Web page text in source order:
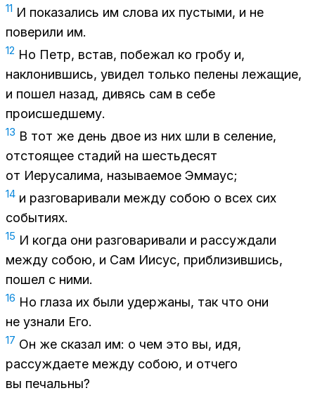
11 И по­ка­за­лись им сло­ва их пу­сты­ми, и не
по­ве­ри­ли им.
12 Но Петр, встав, по­бе­жал ко гро­бу и,
на­кло­нив­шись, уви­дел толь­ко пе­ле­ны ле­жа­щие,
и по­шел на­зад, ди­вясь сам в себе
про­ис­шед­ше­му.
13 В тот же день двое из них шли в се­ле­ние,
от­сто­я­щее ста­дий на шесть­дес­ят
от Иеру­са­ли­ма, на­зы­ва­е­мое Эм­маус;
14 и раз­го­ва­ри­ва­ли меж­ду со­бою о всех сих
со­бы­ти­ях.
15 И ко­гда они раз­го­ва­ри­ва­ли и рас­суж­да­ли
меж­ду со­бою, и Сам Иисус, при­бли­зив­шись,
по­шел с ними.
16 Но гла­за их были удер­жа­ны, так что они
не узна­ли Его.
17 Он же ска­зал им: о чем это вы, идя,
рас­суж­да­е­те меж­ду со­бою, и от­че­го
вы пе­чаль­ны?